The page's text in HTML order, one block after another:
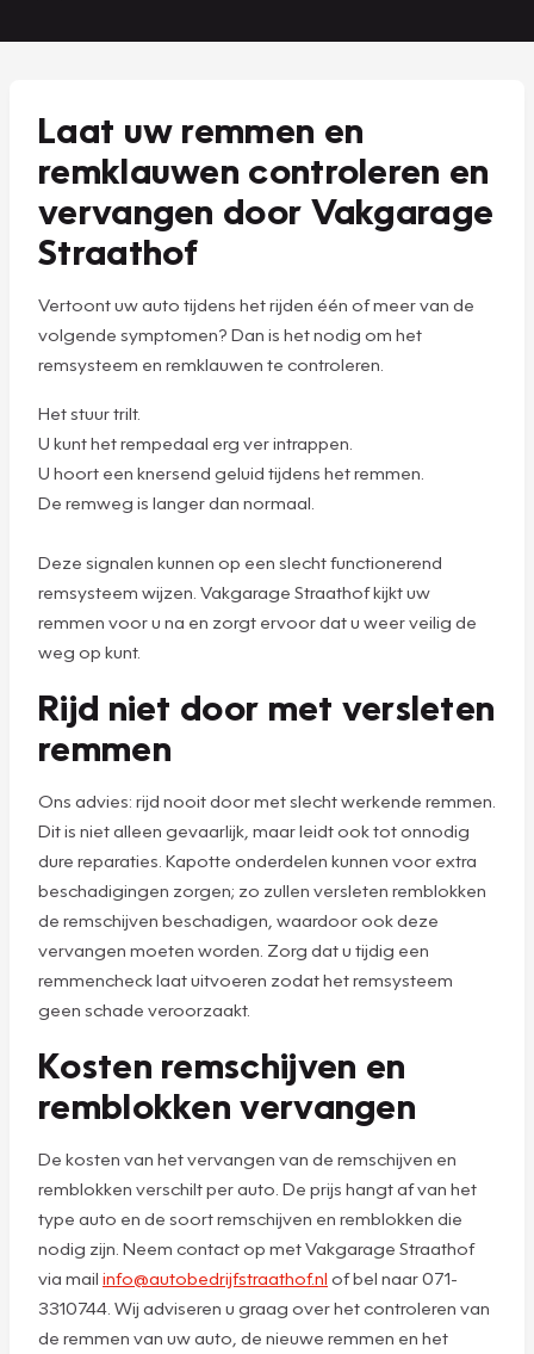
Laat uw remmen en
remklauwen controleren en
vervangen door Vakgarage
Straathof
Vertoont uw auto tijdens het rijden één of meer van de
volgende symptomen? Dan is het nodig om het
remsysteem en remklauwen te controleren.
Het stuur trilt.
U kunt het rempedaal erg ver intrappen.
U hoort een knersend geluid tijdens het remmen.
De remweg is langer dan normaal.
Deze signalen kunnen op een slecht functionerend
remsysteem wijzen. Vakgarage Straathof kijkt uw
remmen voor u na en zorgt ervoor dat u weer veilig de
weg op kunt.
Rijd niet door met versleten
remmen
Ons advies: rijd nooit door met slecht werkende remmen.
Dit is niet alleen gevaarlijk, maar leidt ook tot onnodig
dure reparaties. Kapotte onderdelen kunnen voor extra
beschadigingen zorgen; zo zullen versleten remblokken
de remschijven beschadigen, waardoor ook deze
vervangen moeten worden. Zorg dat u tijdig een
remmencheck laat uitvoeren zodat het remsysteem
geen schade veroorzaakt.
Kosten remschijven en
remblokken vervangen
De kosten van het vervangen van de remschijven en
remblokken verschilt per auto. De prijs hangt af van het
type auto en de soort remschijven en remblokken die
nodig zijn. Neem contact op met Vakgarage Straathof
via mail info@autobedrijfstraathof.nl of bel naar 071-
3310744. Wij adviseren u graag over het controleren van
de remmen van uw auto, de nieuwe remmen en het